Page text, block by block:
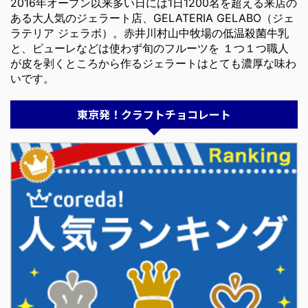
ある大人気のジェラート店、GELATERIA GELABO（ジェ
ラテリア ジェラボ）。赤井川村山中牧場の低温殺菌牛乳
と、ピューレなどは使わず旬のフルーツを １つ１つ職人
が皮を剥くところから作るジェラートはとても濃厚な味わ
いです。
東京発！クラフトチョコレート